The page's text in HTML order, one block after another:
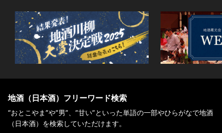
地酒（日本酒）フリーワード検索
“おとこやま”や“男”、”甘い”といった単語の一部やひらがなで地酒
（日本酒）を検索していただけます。